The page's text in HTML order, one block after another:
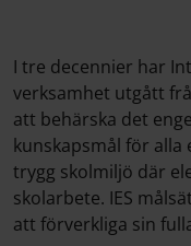
I tre decennier har
verksamhet utgått
att behärska det
kunskapsmål för alla
trygg skolmiljö där
skolarbete. IES
att förverkliga sin